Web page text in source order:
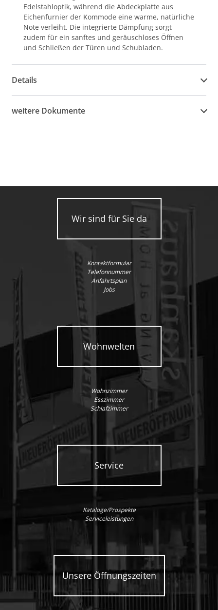
Edelstahloptik, während die Abdeckplatte aus
Eichenfurnier der Kommode eine warme, natürliche
Note verleiht. Die integrierte Dämpfung sorgt
zudem für ein sanftes und geräuschloses Öffnen
und Schließen der Türen und Schubladen.
Details
weitere Dokumente
Wir sind für Sie da
Kontaktformular
Telefonnummer
Anfahrtsplan
Jobs
Wohnwelten
Wohnzimmer
Esszimmer
Schlafzimmer
Service
Kataloge/Prospekte
Serviceleistungen
Unsere Öffnungszeiten